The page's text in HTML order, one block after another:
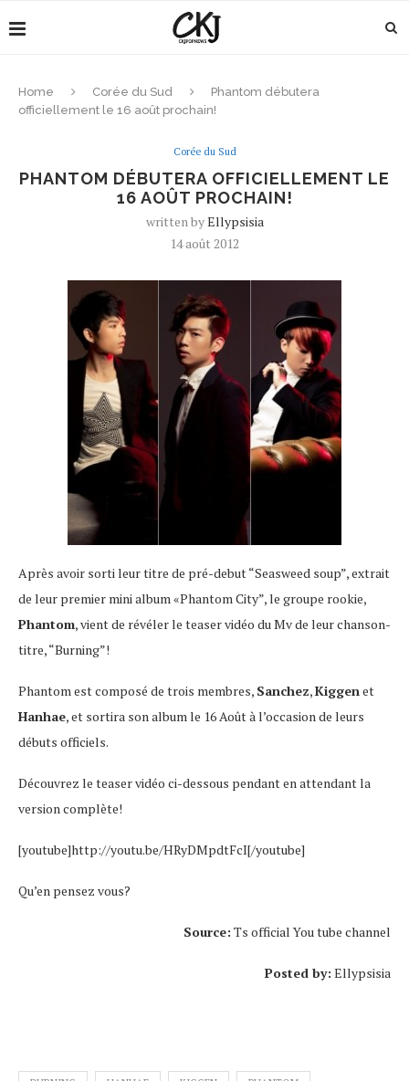
Home Corée du Sud
Phantom débutera
officiellement le 16 août prochain!
Corée du Sud
PHANTOM DÉBUTERA OFFICIELLEMENT LE
16 AOÛT PROCHAIN!
written byEllypsisia
14 août 2012
Après avoir sorti leur titre de pré-debut “Seasweed soup”, extrait
de leur premier mini album «Phantom City”, le groupe rookie,
Phantom, vient de révéler le teaser vidéo du Mv de leur chanson-
titre, “Burning”!
Phantom est composé de trois membres, Sanchez,Kiggenet
Hanhae, et sortira son album le 16 Août à l’occasion de leurs
débuts officiels.
Découvrez le teaser vidéo ci-dessous pendant en attendant la
version complète!
[youtube]http://youtu.be/HRyDMpdtFcI[/youtube]
Qu’en pensez vous?
Source: Ts official You tube channel
Posted by: Ellypsisia